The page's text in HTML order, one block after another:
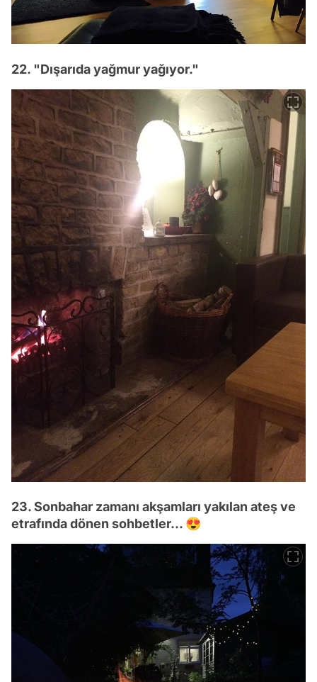
22. "Dışarıda yağmur yağıyor."
23. Sonbahar zamanı akşamları yakılan ateş ve
etrafında dönen sohbetler... 😍